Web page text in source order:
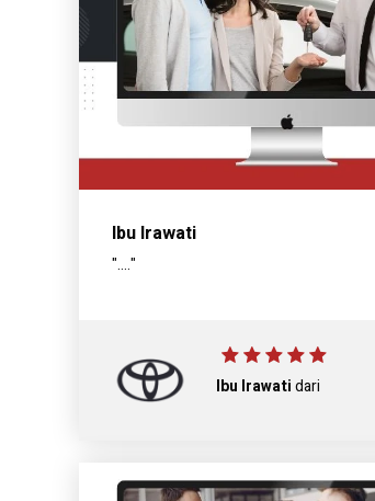
Ibu Irawati
"...."
Ibu Irawatidari